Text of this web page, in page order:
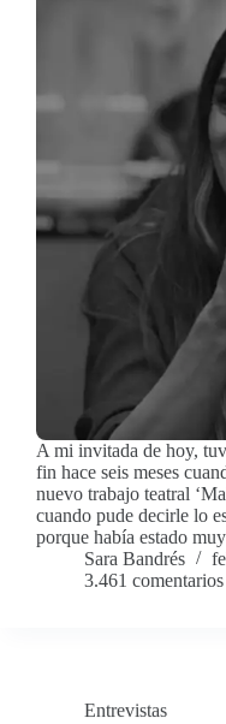
A mi invitada de hoy,
fin hace seis meses
nuevo trabajo teatral
cuando pude decirle lo
porque había estado
Sara Bandrés
3.461 comentarios
Entrevistas